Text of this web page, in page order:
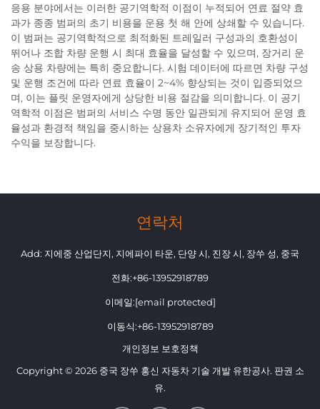
응용 분야에서는 이러한 공기역학적 이점이 누적되어 연료 절약 효
과가 종종 범퍼의 초기 비용을 운용 첫 해 안에 상쇄할 수 있습니다.
이 범퍼는 공기역학적으로 최적화된 트레일러 구성과의 호환성이
뛰어나 조합 차량 운행 시 최대 효율을 달성할 수 있으며, 장거리 운
송 상용 차량에는 특히 중요합니다. 시험 데이터에 따르면 차량 구성
및 운행 조건에 따라 연료 효율이 2~4% 향상되는 것이 입증되었으
며, 이는 플릿 운영자에게 상당한 비용 절감을 의미합니다. 이 공기
역학적 이점은 범퍼의 서비스 수명 동안 일관되게 유지되어 운영 효
율성과 환경적 책임을 중시하는 상용차 소유자에게 장기적인 투자
수익을 보장합니다.
연락처
Add: 지에중 산업단지, 지에파이 타운, 단양 시, 진장 시, 장쑤 성, 중국
전화:+86-13952918789
이메일:[email protected]
이동식:+86-13952918789
개인정보 보호정책
Copyright © 2026 중국 장쑤 홍신 자동차 기술 개발 유한공사. 판권 소
유.